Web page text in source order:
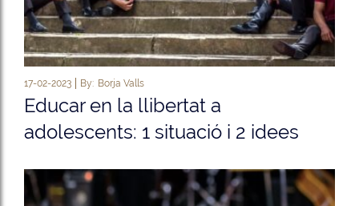
17-02-2023 By: Borja Valls
Educar en la llibertat a
adolescents: 1 situació i 2 idees